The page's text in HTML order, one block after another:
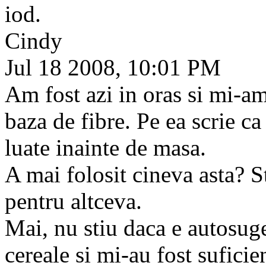
iod.
Cindy
Jul 18 2008, 10:01 PM
Am fost azi in oras si mi-
baza de fibre. Pe ea scrie
luate inainte de masa.
A mai folosit cineva asta?
pentru altceva.
Mai, nu stiu daca e
cereale si mi-au fost